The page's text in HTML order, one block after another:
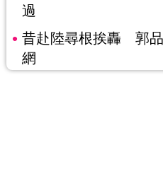
過
昔赴陸尋根挨轟 郭
網